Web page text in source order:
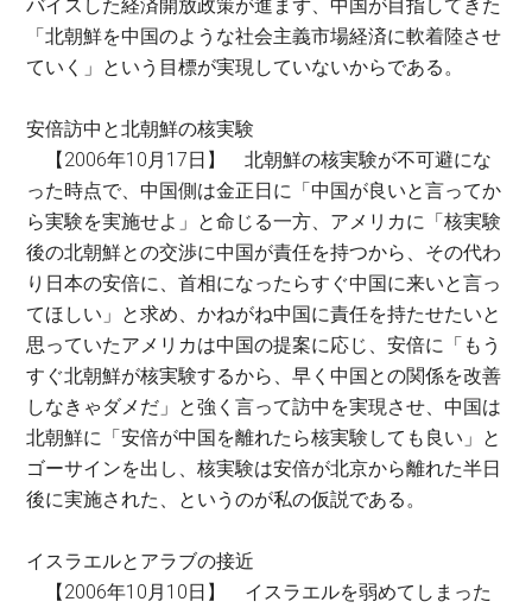
バイスした経済開放政策が進まず、中国が目指してきた
「北朝鮮を中国のような社会主義市場経済に軟着陸させ
ていく」という目標が実現していないからである。
安倍訪中と北朝鮮の核実験
【2006年10月17日】 北朝鮮の核実験が不可避にな
った時点で、中国側は金正日に「中国が良いと言ってか
ら実験を実施せよ」と命じる一方、アメリカに「核実験
後の北朝鮮との交渉に中国が責任を持つから、その代わ
り日本の安倍に、首相になったらすぐ中国に来いと言っ
てほしい」と求め、かねがね中国に責任を持たせたいと
思っていたアメリカは中国の提案に応じ、安倍に「もう
すぐ北朝鮮が核実験するから、早く中国との関係を改善
しなきゃダメだ」と強く言って訪中を実現させ、中国は
北朝鮮に「安倍が中国を離れたら核実験しても良い」と
ゴーサインを出し、核実験は安倍が北京から離れた半日
後に実施された、というのが私の仮説である。
イスラエルとアラブの接近
【2006年10月10日】 イスラエルを弱めてしまった